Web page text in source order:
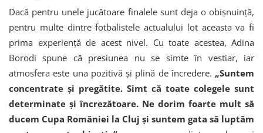
Dacă pentru unele jucătoare finalele sunt deja o obișnuință,
pentru multe dintre fotbalistele actualului lot aceasta va fi
prima experiență de acest nivel. Cu toate acestea, Adina
Borodi spune că presiunea nu se simte în vestiar, iar
atmosfera este una pozitivă și plină de încredere. „Suntem
concentrate și pregătite. Simt că toate colegele sunt
determinate și încrezătoare. Ne dorim foarte mult să
ducem Cupa României la Cluj și suntem gata să luptăm